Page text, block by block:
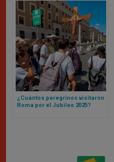
¿Cuántos peregrinos visitaron
Roma por el Jubileo 2025?